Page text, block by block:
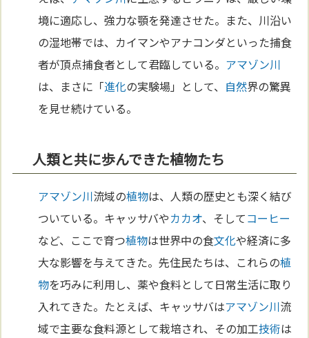
境に適応し、強力な顎を発達させた。また、川沿い
の湿地帯では、カイマンやアナコンダといった捕食
者が頂点捕食者として君臨している。 アマゾン川
は、まさに「進化の実験場」として、 自然界の驚異
を見せ続けている。
人類と共に歩んできた植物たち
アマゾン川流域の植物は、人類の歴史とも深く結び
ついている。キャッサバやカカオ、そしてコーヒー
など、ここで育つ植物は世界中の食文化や経済に多
大な影響を与えてきた。先住民たちは、これらの植
物を巧みに利用し、薬や食料として日常生活に取り
入れてきた。たとえば、キャッサバはアマゾン川流
域で主要な食料源として栽培され、その加工技術は